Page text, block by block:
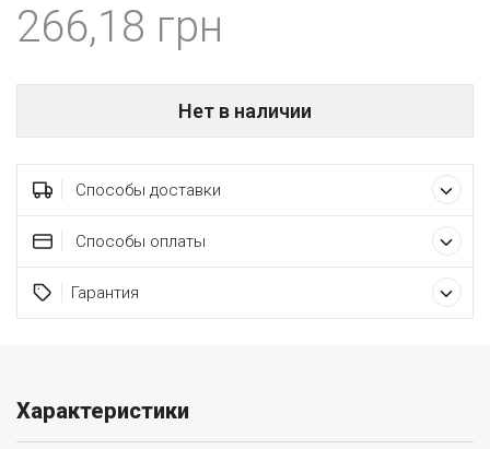
266,18
Нет в наличии
Способы доставки
Способы оплаты
Гарантия
Характеристики